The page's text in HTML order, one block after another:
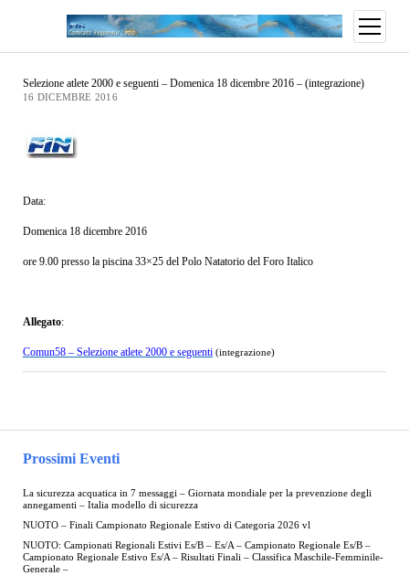
Prossimi Eventi
La sicurezza acquatica in 7 messaggi – Giornata mondiale per la prevenzione degli
annegamenti – Italia modello di sicurezza
NUOTO – Finali Campionato Regionale Estivo di Categoria 2026 vl
NUOTO: Campionati Regionali Estivi Es/B – Es/A – Campionato Regionale Es/B –
Campionato Regionale Estivo Es/A – Risultati Finali – Classifica Maschile-Femminile-
Generale –
Selezione atlete 2000 e seguenti – Domenica 18 dicembre 2016 – (integrazione)
16 DICEMBRE 2016
Data:
Domenica 18 dicembre 2016
ore 9.00 presso la piscina 33×25 del Polo Natatorio del Foro Italico
Allegato:
Comun58 – Selezione atlete 2000 e seguenti(integrazione)